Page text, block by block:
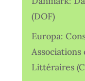
(DOF)
Europa:
Littéraires